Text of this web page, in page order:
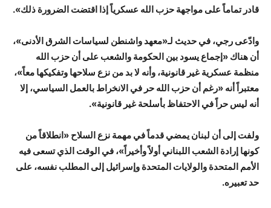
قادر تماماً على مواجهة حزب الله عسكرياً إذا اقتضت الضرورة ذلك».
وادّعى رجي، في حديث لـ«معهد واشنطن لسياسات الشرق الأدنى»،
أن هناك «إجماع يسود بين الحكومة والشعب على أن حزب الله
منظمة عسكرية غير قانونية، وأنه لا بد من نزع سلاحها وتفكيكها معاً»،
معتبراً أنه «رغم أن حزب الله حر في الانخراط بالعمل السياسي، إلا
أنه ليس حراً في الاحتفاظ بأسلحة غير قانونية».
ولفت إلى أن لبنان يمضي قدماً في مهمة نزع السلاح «انطلاقاً من
كونها إرادة الشعب اللبناني أولاً وأخيراً»، في الوقت الذي تسعى فيه
الأمم المتحدة والولايات المتحدة وإسرائيل إلى المطلب نفسه، على
حد تعبيره.